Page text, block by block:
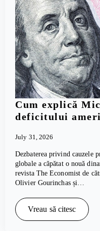
Cum explică
deficitului
July 31, 2026
Dezbaterea privind cauzele
globale a căpătat o nouă
revista The Economist de
Olivier Gourinchas și…
Vreau să citesc